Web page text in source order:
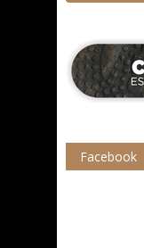
Facebook